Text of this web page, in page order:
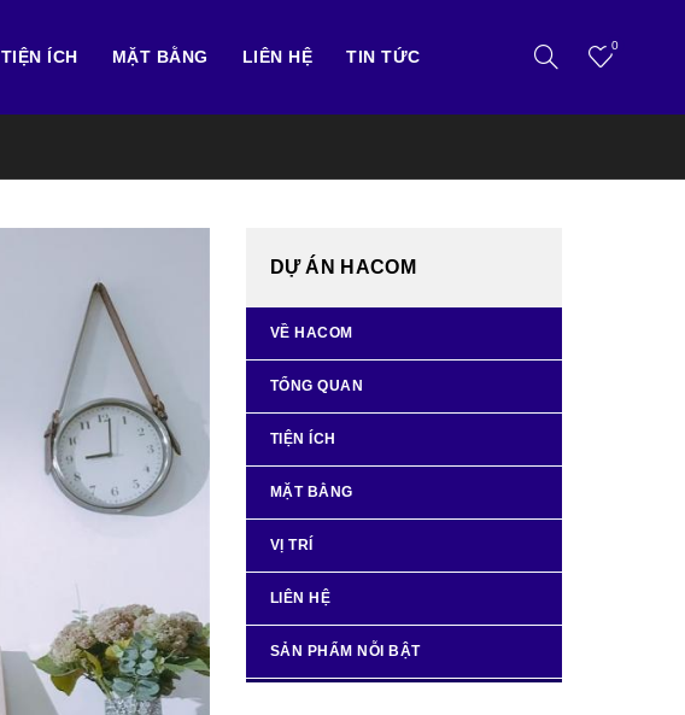
TIỆN ÍCH MẶT BẰNG LIÊN HỆ TIN TỨC
0
DỰ ÁN HACOM
VỀ HACOM
TỔNG QUAN
TIỆN ÍCH
MẶT BẰNG
VỊ TRÍ
LIÊN HỆ
SẢN PHẨM NỖI BẬT